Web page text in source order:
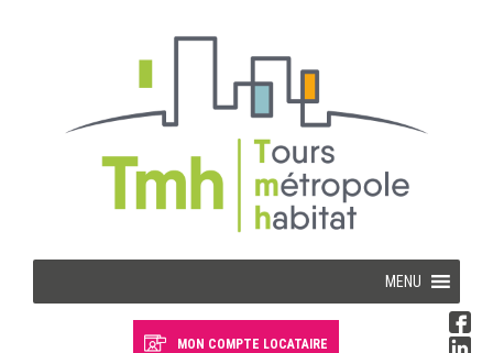
MENU
MON COMPTE LOCATAIRE